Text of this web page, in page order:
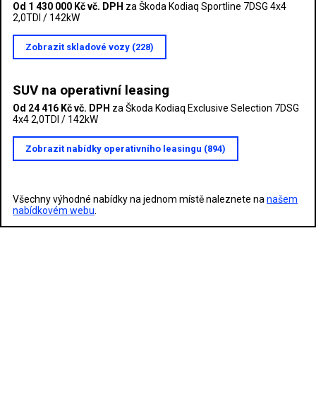
Od 1 430 000 Kč vč. DPH za Škoda Kodiaq Sportline 7DSG 4x4
2,0TDI / 142kW
Zobrazit skladové vozy (228)
SUV na operativní leasing
Od 24 416 Kč vč. DPH za Škoda Kodiaq Exclusive Selection 7DSG
4x4 2,0TDI / 142kW
Zobrazit nabídky operativního leasingu (894)
Všechny výhodné nabídky na jednom místě naleznete na našem
nabídkovém webu